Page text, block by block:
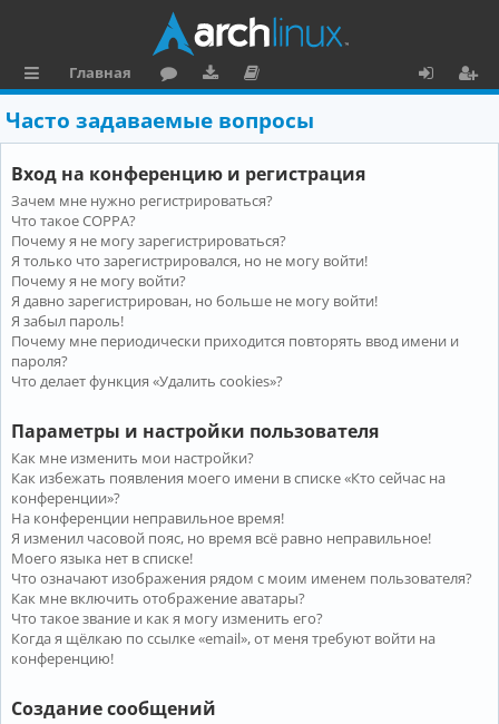
ы
л
к
и
Главная
ру
м
ру
зк
и
ку
м
е
н
та
ц
и
я
о
и
Часто задаваемые вопросы
Вход на конференцию и регистрация
Зачем мне нужно регистрироваться?
Что такое COPPA?
Почему я не могу зарегистрироваться?
Я только что зарегистрировался, но не могу войти!
Почему я не могу войти?
Я давно зарегистрирован, но больше не могу войти!
Я забыл пароль!
Почему мне периодически приходится повторять ввод имени и
пароля?
Что делает функция «Удалить cookies»?
Параметры и настройки пользователя
Как мне изменить мои настройки?
Как избежать появления моего имени в списке «Кто сейчас на
конференции»?
На конференции неправильное время!
Я изменил часовой пояс, но время всё равно неправильное!
Моего языка нет в списке!
Что означают изображения рядом с моим именем пользователя?
Как мне включить отображение аватары?
Что такое звание и как я могу изменить его?
Когда я щёлкаю по ссылке «email», от меня требуют войти на
конференцию!
Создание сообщений